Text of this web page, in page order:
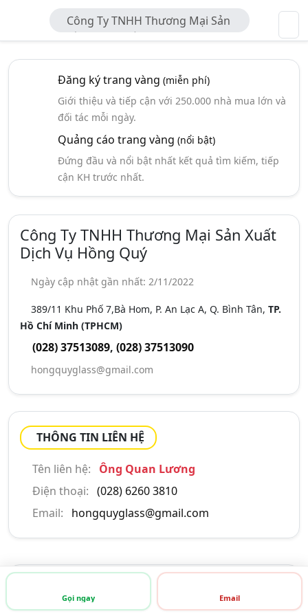
Công Ty TNHH Thương Mại Sản
Xuất Dịch Vụ Hồng Quý
Đăng ký trang vàng (miễn phí)
Giới thiệu và tiếp cận với 250.000 nhà mua lớn và
đối tác mỗi ngày.
Quảng cáo trang vàng (nổi bật)
Đứng đầu và nổi bật nhất kết quả tìm kiếm, tiếp
cận KH trước nhất.
Công Ty TNHH Thương Mại Sản Xuất
Dịch Vụ Hồng Quý
Ngày cập nhật gần nhất: 2/11/2022
389/11 Khu Phố 7,Bà Hom, P. An Lạc A, Q. Bình Tân, TP.
Hồ Chí Minh (TPHCM)
(028) 37513089, (028) 37513090
hongquyglass@gmail.com
THÔNG TIN LIÊN HỆ
Tên liên hệ:
Ông Quan Lương
Điện thoại: (028) 6260 3810
Email:
hongquyglass@gmail.com
GIỚI THIỆU CÔNG TY
Gọi ngay Email